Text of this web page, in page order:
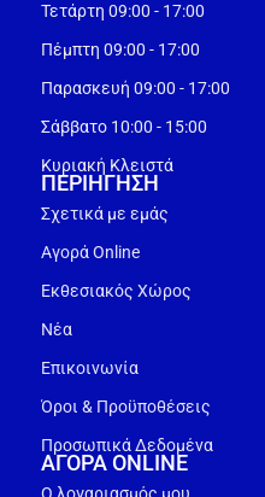
Τετάρτη 09:00 - 17:00
Πέμπτη 09:00 - 17:00
Παρασκευή 09:00 - 17:00
Σάββατο 10:00 - 15:00
Κυριακή Κλειστά
ΠΕΡΙΗΓΗΣΗ
Σχετικά με εμάς
Αγορά Online
Εκθεσιακός Χώρος
Νέα
Επικοινωνία
Όροι & Προϋποθέσεις
Προσωπικά Δεδομένα
ΑΓΟΡΑ ONLINE